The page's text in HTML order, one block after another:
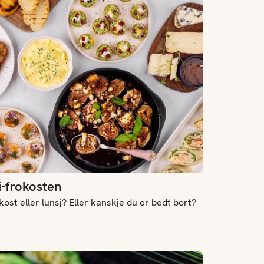
frokosten
eller lunsj? Eller kanskje du er bedt bort?